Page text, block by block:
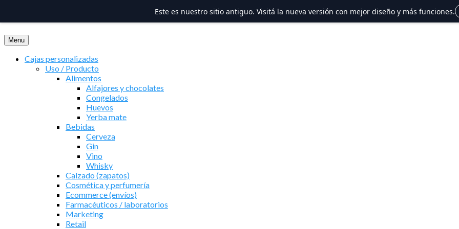
al
contenido
Menu
Cajas personalizadas
Uso / Producto
Alimentos
Alfajores y chocolates
Congelados
Huevos
Yerba mate
Bebidas
Cerveza
Gin
Vino
Whisky
Calzado (zapatos)
Cosmética y perfumería
Ecommerce (envíos)
Farmacéuticos / laboratorios
Marketing
Retail
Este es nuestro sitio antiguo. Visitá la nueva versión con mejor diseño y más funciones.